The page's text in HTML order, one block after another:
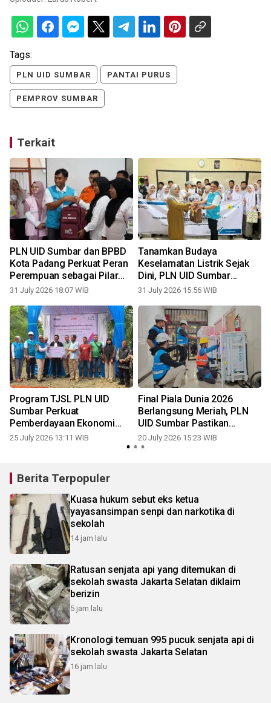
Tags:
PLN UID SUMBAR PANTAI PURUS
PEMPROV SUMBAR
Terkait
PLN UID Sumbar dan BPBD
Kota Padang Perkuat Peran
Perempuan sebagai Pilar
Ketangguhan Keluarga
31 July 2026 18:07 WIB
Tanamkan Budaya
Keselamatan Listrik Sejak
Dini, PLN UID Sumbar
Hadirkan "PLN Goes To
31 July 2026 15:56 WIB
Program TJSL PLN UID
Sumbar Perkuat
Pemberdayaan Ekonomi
Masyarakat
25 July 2026 13:11 WIB
Final Piala Dunia 2026
Berlangsung Meriah, PLN
UID Sumbar Pastikan
Pasokan Listrik Andal
Selama Nobar
20 July 2026 15:23 WIB
Berita Terpopuler
Kuasa hukum sebut eks ketua
yayasansimpan senpi dan narkotika di
sekolah
14 jam lalu
Ratusan senjata api yang ditemukan di
sekolah swasta Jakarta Selatan diklaim
berizin
5 jam lalu
Kronologi temuan 995 pucuk senjata api di
sekolah swasta Jakarta Selatan
16 jam lalu